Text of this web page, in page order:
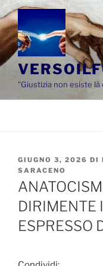
Salta
al
contenuto
"Giustizia non esiste
PUBBLICATO
IL
GIUGNO 3, 2026 DI
SARACENO
DIRIMENTE
ESPRESSO